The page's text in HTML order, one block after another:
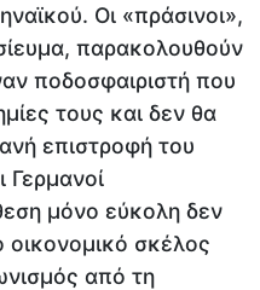
Οι «πράσινοι»,
παρακολουθούν
ποδοσφαιριστή που
τους και δεν θα
επιστροφή του
Γερμανοί
μόνο εύκολη δεν
σκέλος
από τη